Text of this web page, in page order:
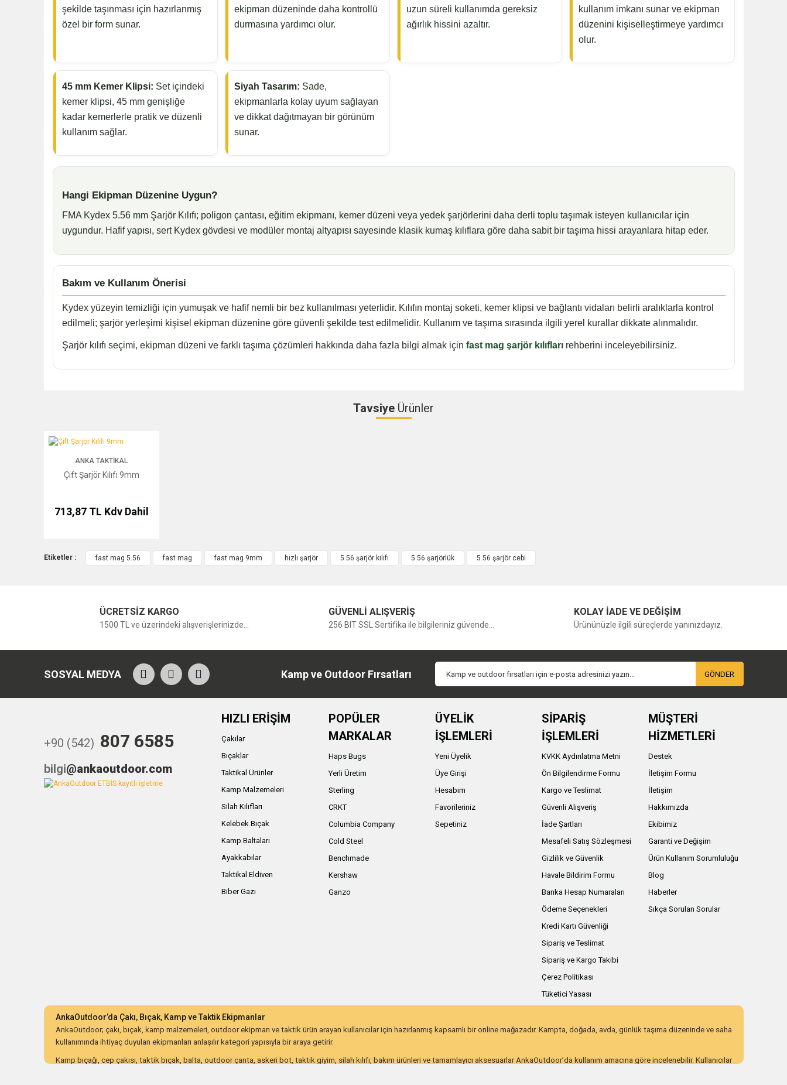
şekilde taşınması için hazırlanmış
özel bir form sunar.
ekipman düzeninde daha kontrollü
durmasına yardımcı olur.
uzun süreli kullanımda gereksiz
ağırlık hissini azaltır.
kullanım imkanı sunar ve ekipman
düzenini kişiselleştirmeye yardımcı
olur.
45 mm Kemer Klipsi: Set içindeki
kemer klipsi, 45 mm genişliğe
kadar kemerlerle pratik ve düzenli
kullanım sağlar.
Siyah Tasarım: Sade,
ekipmanlarla kolay uyum sağlayan
ve dikkat dağıtmayan bir görünüm
sunar.
Hangi Ekipman Düzenine Uygun?
FMA Kydex 5.56 mm Şarjör Kılıfı; poligon çantası, eğitim ekipmanı, kemer düzeni veya yedek şarjörlerini daha derli toplu taşımak isteyen kullanıcılar için
uygundur. Hafif yapısı, sert Kydex gövdesi ve modüler montaj altyapısı sayesinde klasik kumaş kılıflara göre daha sabit bir taşıma hissi arayanlara hitap eder.
Bakım ve Kullanım Önerisi
Kydex yüzeyin temizliği için yumuşak ve hafif nemli bir bez kullanılması yeterlidir. Kılıfın montaj soketi, kemer klipsi ve bağlantı vidaları belirli aralıklarla kontrol
edilmeli; şarjör yerleşimi kişisel ekipman düzenine göre güvenli şekilde test edilmelidir. Kullanım ve taşıma sırasında ilgili yerel kurallar dikkate alınmalıdır.
Şarjör kılıfı seçimi, ekipman düzeni ve farklı taşıma çözümleri hakkında daha fazla bilgi almak için fast mag şarjör kılıflarırehberini inceleyebilirsiniz.
Tavsiye Ürünler
Çift Şarjör Kılıfı 9mm
ANKA TAKTIKAL
Çift Şarjör Kılıfı 9mm
713,87 TL Kdv Dahil
Etiketler : fast mag 5.56 fast mag fast mag 9mm hızlı şarjör 5.56 şarjör kılıfı 5.56 şarjörlük 5.56 şarjör cebi
ÜCRETSİZ KARGO
1500 TL ve üzerindeki alışverişlerinizde...
GÜVENLİ ALIŞVERİŞ
256 BIT SSL Sertifika ile bilgileriniz güvende...
KOLAY İADE VE DEĞİŞİM
Ürününüzle ilgili süreçlerde yanınızdayız.
SOSYAL MEDYA Kamp ve Outdoor Fırsatları GÖNDER
+90 (542) 807 6585
bilgi@ankaoutdoor.com
HIZLI ERİŞİM
Çakılar
Bıçaklar
Taktikal Ürünler
Kamp Malzemeleri
Silah Kılıfları
Kelebek Bıçak
Kamp Baltaları
Ayakkabılar
Taktikal Eldiven
Biber Gazı
POPÜLER
MARKALAR
Haps Bugs
Yerli Üretim
Sterling
CRKT
Columbia Company
Cold Steel
Benchmade
Kershaw
Ganzo
ÜYELİK
İŞLEMLERİ
Yeni Üyelik
Üye Girişi
Hesabım
Favorileriniz
Sepetiniz
SİPARİŞ
İŞLEMLERİ
KVKK Aydınlatma Metni
Ön Bilgilendirme Formu
Kargo ve Teslimat
Güvenli Alışveriş
İade Şartları
Mesafeli Satış Sözleşmesi
Gizlilik ve Güvenlik
Havale Bildirim Formu
Banka Hesap Numaraları
Ödeme Seçenekleri
Kredi Kartı Güvenliği
Sipariş ve Teslimat
Sipariş ve Kargo Takibi
Çerez Politikası
Tüketici Yasası
MÜŞTERİ
HİZMETLERİ
Destek
İletişim Formu
İletişim
Hakkımızda
Ekibimiz
Garanti ve Değişim
Ürün Kullanım Sorumluluğu
Blog
Haberler
Sıkça Sorulan Sorular
AnkaOutdoor’da Çakı, Bıçak, Kamp ve Taktik Ekipmanlar
AnkaOutdoor; çakı, bıçak, kamp malzemeleri, outdoor ekipman ve taktik ürün arayan kullanıcılar için hazırlanmış kapsamlı bir online mağazadır. Kampta, doğada, avda, günlük taşıma düzeninde ve saha
kullanımında ihtiyaç duyulan ekipmanları anlaşılır kategori yapısıyla bir araya getirir.
Kamp bıçağı, cep çakısı, taktik bıçak, balta, outdoor çanta, askeri bot, taktik giyim, silah kılıfı, bakım ürünleri ve tamamlayıcı aksesuarlar AnkaOutdoor’da kullanım amacına göre incelenebilir. Kullanıcılar